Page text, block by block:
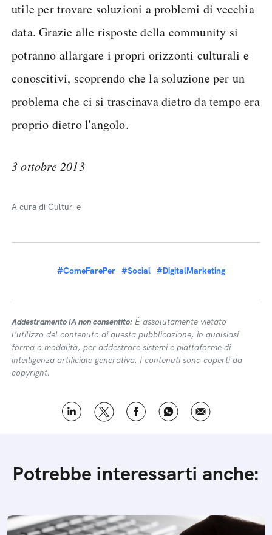
utile per trovare soluzioni a problemi di vecchia
data. Grazie alle risposte della community si
potranno allargare i propri orizzonti culturali e
conoscitivi, scoprendo che la soluzione per un
problema che ci si trascinava dietro da tempo era
proprio dietro l'angolo.
3 ottobre 2013
A cura di Cultur-e
#ComeFarePer #Social #DigitalMarketing
Addestramento IA non consentito: É assolutamente vietato
l’utilizzo del contenuto di questa pubblicazione, in qualsiasi
forma o modalità, per addestrare sistemi e piattaforme di
intelligenza artificiale generativa. I contenuti sono coperti da
copyright.
Potrebbe interessarti anche: